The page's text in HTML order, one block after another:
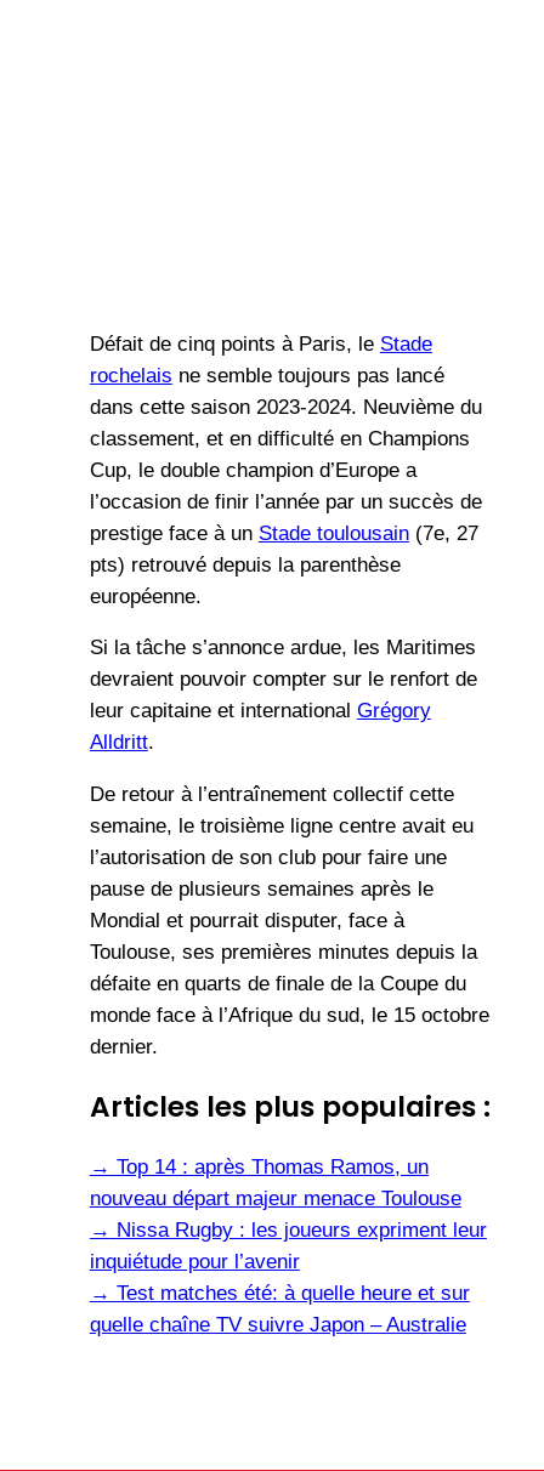
Défait de cinq points à Paris, le Stade
rochelais ne semble toujours pas lancé
dans cette saison 2023-2024. Neuvième du
classement, et en difficulté en Champions
Cup, le double champion d’Europe a
l’occasion de finir l’année par un succès de
prestige face à un Stade toulousain(7e, 27
pts) retrouvé depuis la parenthèse
européenne.
Si la tâche s’annonce ardue, les Maritimes
devraient pouvoir compter sur le renfort de
leur capitaine et international Grégory
Alldritt.
De retour à l’entraînement collectif cette
semaine, le troisième ligne centre avait eu
l’autorisation de son club pour faire une
pause de plusieurs semaines après le
Mondial et pourrait disputer, face à
Toulouse, ses premières minutes depuis la
défaite en quarts de finale de la Coupe du
monde face à l’Afrique du sud, le 15 octobre
dernier.
Articles les plus populaires :
→ Top 14 : après Thomas Ramos, un
nouveau départ majeur menace Toulouse
→ Nissa Rugby : les joueurs expriment leur
inquiétude pour l’avenir
→ Test matches été: à quelle heure et sur
quelle chaîne TV suivre Japon – Australie